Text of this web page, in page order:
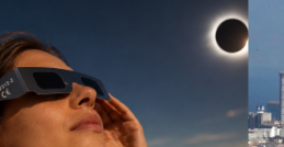
Gastronomía